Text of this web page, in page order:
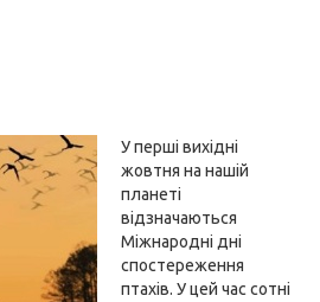
У перші вихідні
жовтня на нашій
планеті
відзначаються
Міжнародні дні
спостереження
птахів. У цей час сотні